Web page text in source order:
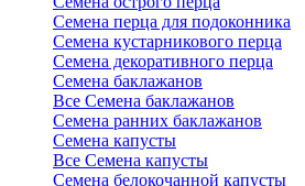
Семена перца для подоконника
Семена кустарникового перца
Семена декоративного перца
Семена баклажанов
Все Семена баклажанов
Семена ранних баклажанов
Семена капусты
Все Семена капусты
Семена белокочанной капусты